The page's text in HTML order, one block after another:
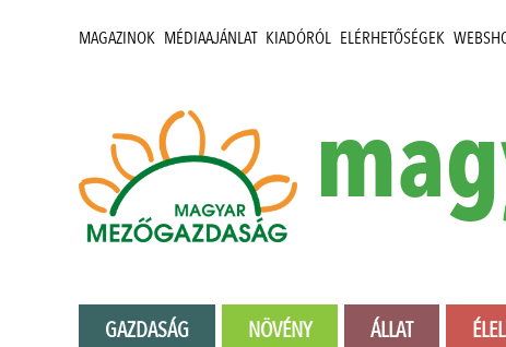
MAGAZINOK MÉDIAAJÁNLAT KIADÓRÓL ELÉRHETŐSÉGEK
GAZDASÁG NÖVÉNY ÁLLAT